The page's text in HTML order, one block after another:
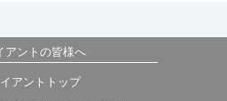
アントの皆様へ
アントトップ